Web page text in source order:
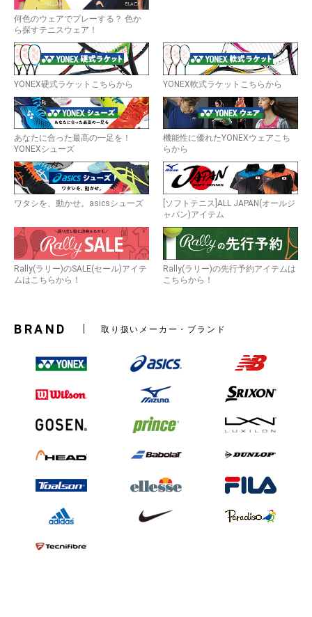
何色のウェアでプレーする？ 色か
ら探すテニスウェア！
YONEX硬式ラケットこちらから YONEX軟式ラケットこちらから
あなたに合った最高の一足を！
YONEXシューズ
機能性に優れたYONEXウェアこち
らから
ワタシを、動かせ。asicsシューズ
[ソフトテニス]ALL JAPAN(オールジ
ャパン)アイテム
Rally(ラリー)のSALE(セール)アイテ
ムはこちらから！
Rally(ラリー)の先行予約アイテムは
こちらから！
BRAND 取り扱いメーカー・ブランド